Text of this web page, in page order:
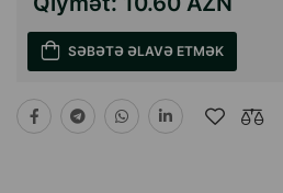
SƏBƏTƏ ƏLAVƏ ETMƏK